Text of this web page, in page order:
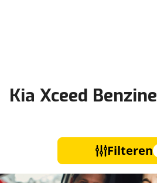
Kia Xceed Benzine
Filteren